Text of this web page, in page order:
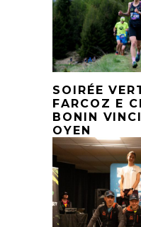
SOIRÉE
FARCOZ E
BONIN
OYEN